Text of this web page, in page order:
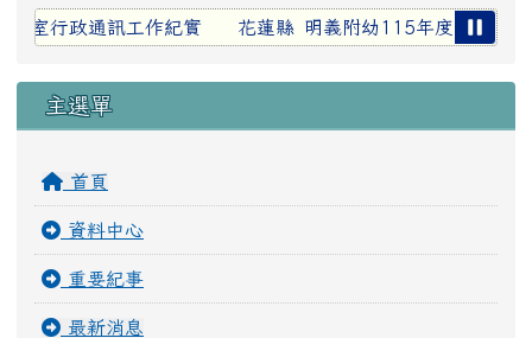
室行政通訊工作紀實 花蓮縣 明義附幼115年度新生報名
主選單
首頁
資料中心
重要紀事
最新消息